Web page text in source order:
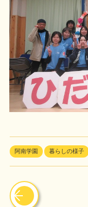
阿南学園 暮らしの様子